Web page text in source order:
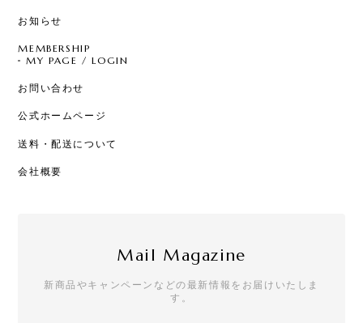
お知らせ
MEMBERSHIP
MY PAGE / LOGIN
お問い合わせ
公式ホームページ
送料・配送について
会社概要
Mail Magazine
新商品やキャンペーンなどの最新情報をお届けいたしま
す。